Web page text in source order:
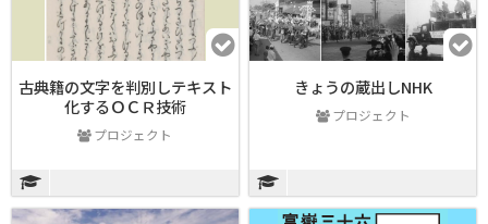
古典籍の文字を判別しテキスト
化するＯＣＲ技術
プロジェクト
きょうの蔵出しNHK
プロジェクト